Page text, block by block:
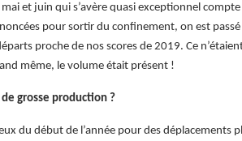
et juin qui s’avère quasi exceptionnel
pour sortir du confinement, on est passé
proche de nos scores de 2019. Ce
même, le volume était présent !
grosse production ?
du début de l’année pour des déplacements